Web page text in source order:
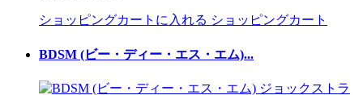
ショッピングカートに入れる ショッピングカート
BDSM (ビー・ディー・エス・エム)...